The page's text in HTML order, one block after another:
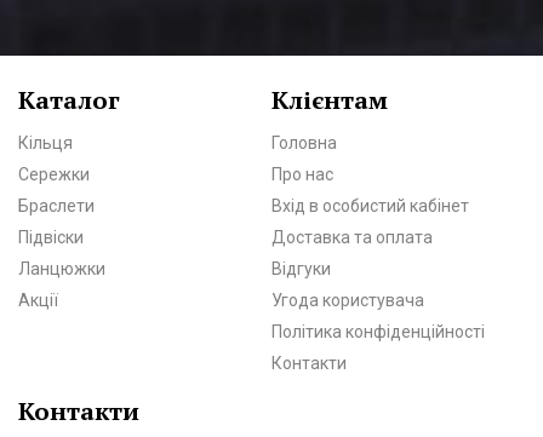
Каталог
Кільця
Сережки
Браслети
Підвіски
Ланцюжки
Акції
Клієнтам
Головна
Про нас
Вхід в особистий кабінет
Доставка та оплата
Відгуки
Угода користувача
Політика конфіденційності
Контакти
Контакти